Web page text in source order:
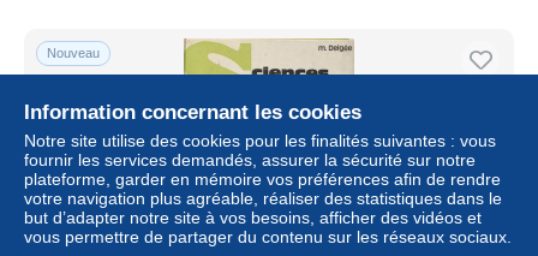
Nouveau
Information concernant les cookies
Notre site utilise des cookies pour les finalités suivantes : vous
fournir les services demandés, assurer la sécurité sur notre
plateforme, garder en mémoire vos préférences afin de rendre
votre navigation plus agréable, réaliser des statistiques dans le
but d’adapter notre site à vos besoins, afficher des vidéos et
vous permettre de partager du contenu sur les réseaux sociaux.